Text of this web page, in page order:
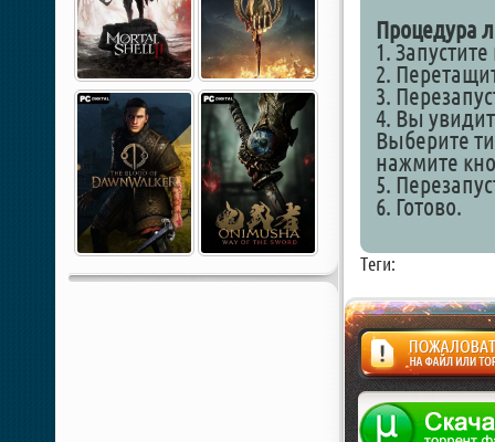
Процедура
1.
2.
3.
4. Вы
Выберите
нажмите
5.
6. Готово.
Теги:
Жалоба